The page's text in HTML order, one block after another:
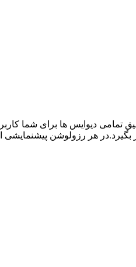
تمامی دیوایس ها برای شما